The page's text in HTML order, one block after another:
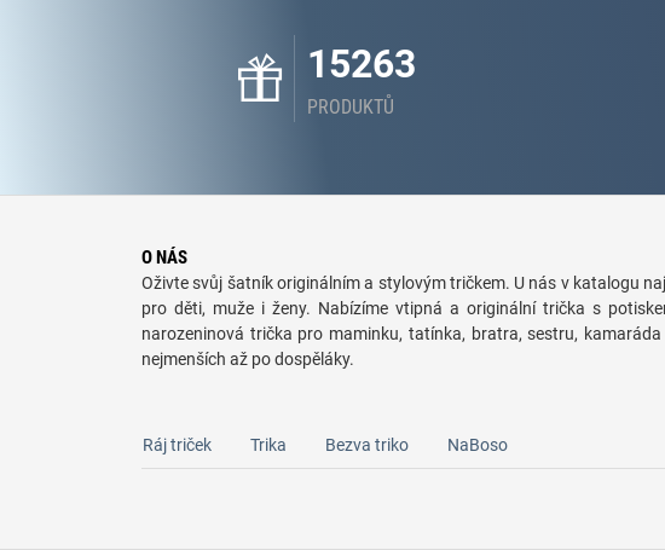
15263
PRODUKTŮ
O NÁS
Oživte svůj šatník originálním a stylovým tričkem. U nás v katalogu
pro děti, muže i ženy. Nabízíme vtipná a originální trička s
narozeninová trička pro maminku, tatínka, bratra, sestru,
nejmenších až po dospěláky.
Ráj triček Trika Bezva triko NaBoso